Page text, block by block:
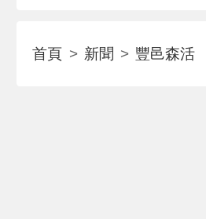
首頁 新聞 豐邑森活